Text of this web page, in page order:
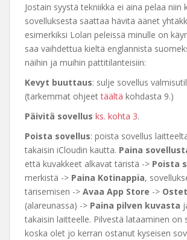
Jostain syystä tekniikka ei aina pelaa niin
sovelluksesta saattaa hävitä äänet
esimerkiksi Lolan peleissä minulle on
saa vaihdettua kieltä englannista
näihin ja muihin pattitilanteisiin:
Kevyt buuttaus: sulje sovellus
(tarkemmat ohjeettäältä kohdasta 9.)
Päivitä sovellus ks. kohta 3.
Poista sovellus: poista sovellus
takaisin iCloudin kautta. Paina
että kuvakkeet alkavat täristä -> Poista
merkistä -> Paina Kotinappia,
tärisemisen -> Avaa App Store ->
(alareunassa) -> Paina pilven kuvasta
takaisin laitteelle. Pilvestä lataaminen on
koska olet jo kerran ostanut kyseisen